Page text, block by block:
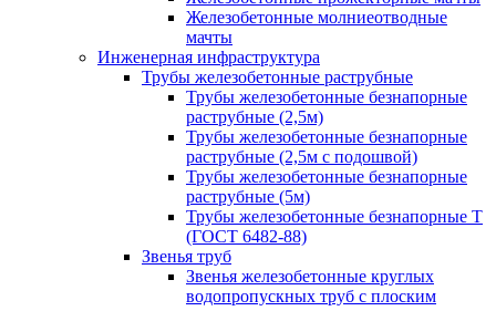
Железобетонные молниеотводные
мачты
Инженерная инфраструктура
Трубы железобетонные раструбные
Трубы железобетонные безнапорные
раструбные (2,5м)
Трубы железобетонные безнапорные
раструбные (2,5м с подошвой)
Трубы железобетонные безнапорные
раструбные (5м)
Трубы железобетонные безнапорные Т
(ГОСТ 6482-88)
Звенья труб
Звенья железобетонные круглых
водопропускных труб с плоским